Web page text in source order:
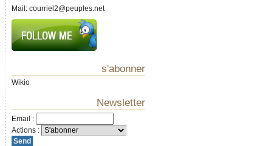
Mail: courriel2@peuples.net
s'abonner
Wikio
Newsletter
Email :
Actions :